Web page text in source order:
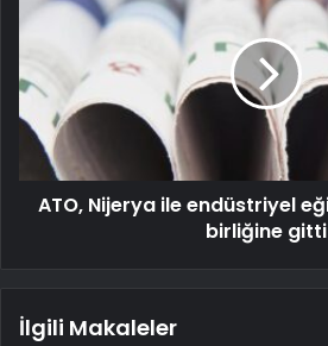
ATO, Nijerya ile endüstriyel
birliğine gitti
İlgili Makaleler